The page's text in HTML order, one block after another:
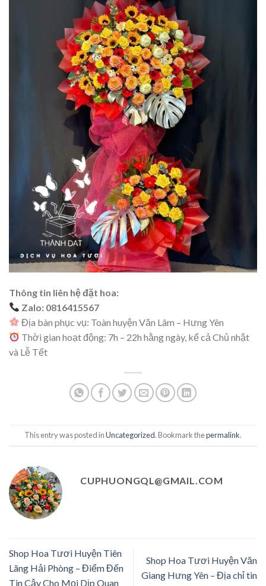
Thông tin liên hệ đặt hoa:
Zalo: 0816415567
Địa bàn phục vụ: Toàn huyện Văn Lâm – Hưng Yên
Thời gian hoạt động: 7h – 22h hằng ngày, kể cả Chủ nhật
và Lễ Tết
This entry was posted inUncategorized. Bookmark thepermalink.
CUPHUONGQL@GMAIL.COM
Shop Hoa Tươi Huyện Tiên
Lãng Hải Phòng – Điểm Đến
Tin Cậy Cho Mọi Dịp Quan
Shop Hoa Tươi Huyện Văn
Giang Hưng Yên – Địa chỉ tin